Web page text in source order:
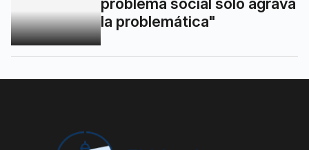
la problemática"